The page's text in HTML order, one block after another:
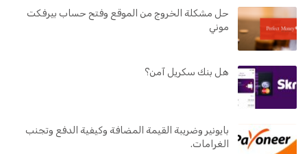
حل مشكلة الخروج من الموقع وفتح حساب بيرفكت
موني
هل بنك سكريل آمن؟
بايونير وضريبة القيمة المضافة وكيفية الدفع وتجنب
الغرامات.